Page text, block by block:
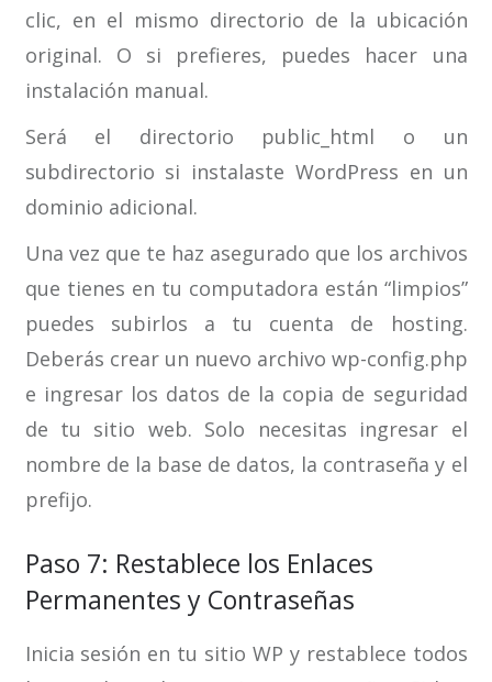
clic, en el mismo directorio de la ubicación
original. O si prefieres, puedes hacer una
instalación manual.
Será el directorio public_html o un
subdirectorio si instalaste WordPress en un
dominio adicional.
Una vez que te haz asegurado que los archivos
que tienes en tu computadora están “limpios”
puedes subirlos a tu cuenta de hosting.
Deberás crear un nuevo archivo wp-config.php
e ingresar los datos de la copia de seguridad
de tu sitio web. Solo necesitas ingresar el
nombre de la base de datos, la contraseña y el
prefijo.
Paso 7: Restablece los Enlaces
Permanentes y Contraseñas
Inicia sesión en tu sitio WP y restablece todos